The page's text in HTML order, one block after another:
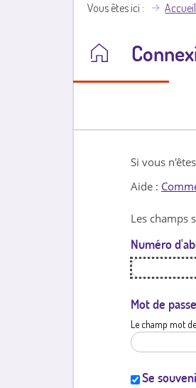
Vous êtes ici Accueil
Si vous
Aide :
Les champs
Numéro
Mot de passe
Le champ mot
Se